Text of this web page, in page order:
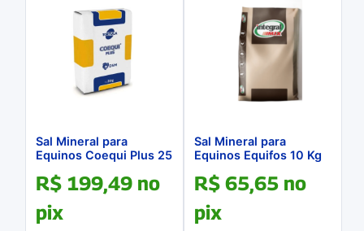
Sal Mineral para
Equinos Coequi Plus 25
R$ 199,49 no
pix
Sal Mineral para
Equinos Equifos 10 Kg
R$ 65,65 no
pix